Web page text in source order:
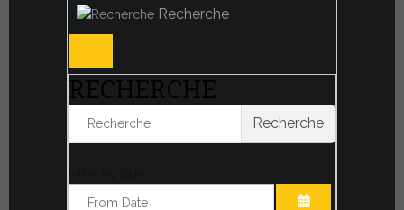
Recherche
RECHERCHE
Recherche